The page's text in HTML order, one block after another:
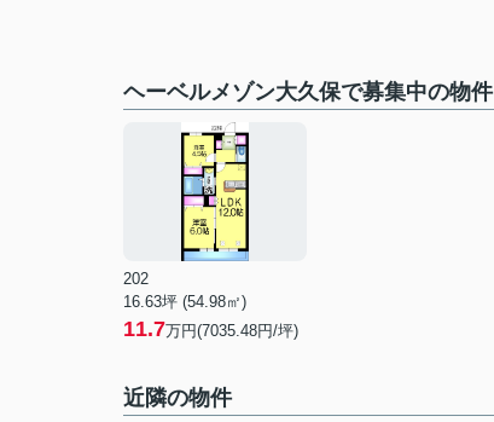
ヘーベルメゾン大久保で募集中の物件
202
16.63坪 (54.98㎡)
11.7万円(7035.48円/坪)
近隣の物件